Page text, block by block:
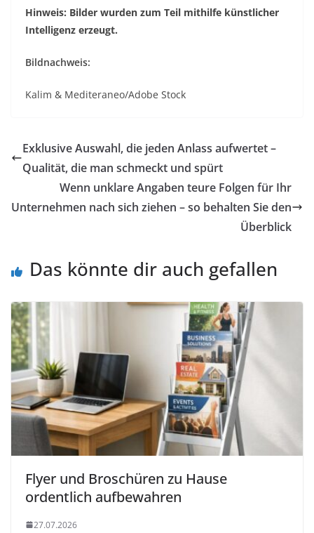
Hinweis: Bilder wurden zum Teil mithilfe künstlicher
Intelligenz erzeugt.
Bildnachweis:
Kalim & Mediteraneo/Adobe Stock
Exklusive Auswahl, die jeden Anlass aufwertet –
Qualität, die man schmeckt und spürt
Wenn unklare Angaben teure Folgen für Ihr
Unternehmen nach sich ziehen – so behalten Sie den
Überblick
Das könnte dir auch gefallen
Flyer und Broschüren zu Hause
ordentlich aufbewahren
27.07.2026